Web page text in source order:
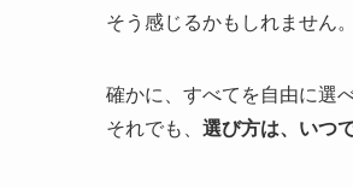
そう感じるかもしれません。
確かに、すべてを自由に選
それでも、 選び方は、いつ